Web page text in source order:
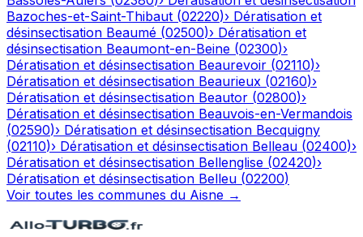
Bazoches-et-Saint-Thibaut (02220)› Dératisation et
désinsectisation Beaumé (02500)› Dératisation et
désinsectisation Beaumont-en-Beine (02300)›
Dératisation et désinsectisation Beaurevoir (02110)›
Dératisation et désinsectisation Beaurieux (02160)›
Dératisation et désinsectisation Beautor (02800)›
Dératisation et désinsectisation Beauvois-en-Vermandois
(02590)› Dératisation et désinsectisation Becquigny
(02110)› Dératisation et désinsectisation Belleau (02400)›
Dératisation et désinsectisation Bellenglise (02420)›
Dératisation et désinsectisation Belleu (02200)
Voir toutes les communes du Aisne →